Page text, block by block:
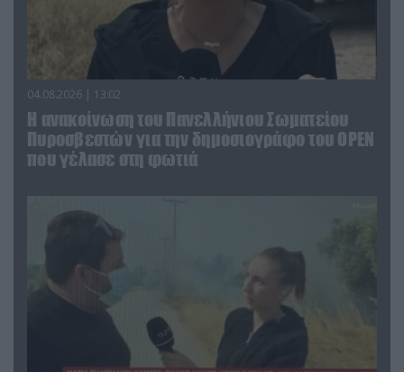
04.08.2026 | 13:02
Η ανακοίνωση του Πανελλήνιου Σωματείου
Πυροσβεστών για την δημοσιογράφο του OPEN
που γέλασε στη φωτιά